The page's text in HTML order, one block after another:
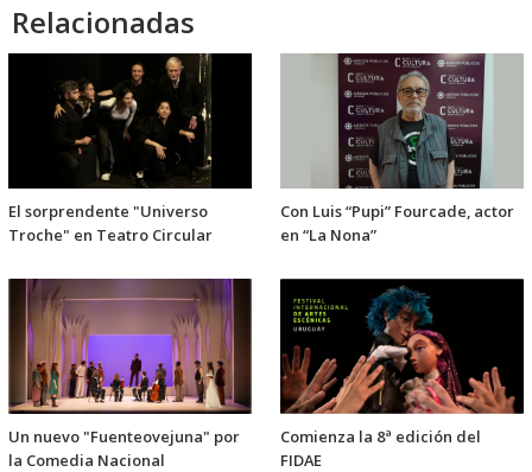
Relacionadas
El sorprendente "Universo
Troche" en Teatro Circular
Con Luis “Pupi” Fourcade, actor
en “La Nona”
Un nuevo "Fuenteovejuna" por
la Comedia Nacional
Comienza la 8ª edición del
FIDAE